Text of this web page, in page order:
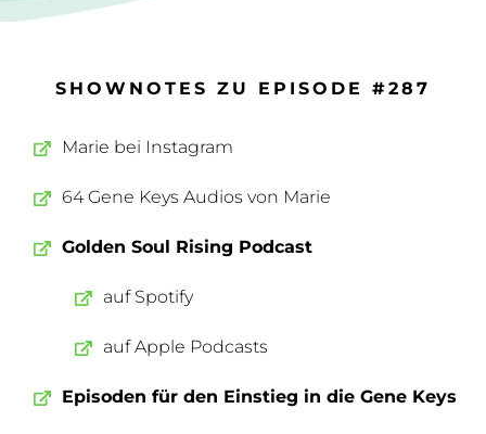
SHOWNOTES ZU EPISODE #287
Marie bei Instagram
64 Gene Keys Audios von Marie
Golden Soul Rising Podcast
auf Spotify
auf Apple Podcasts
Episoden für den Einstieg in die Gene Keys